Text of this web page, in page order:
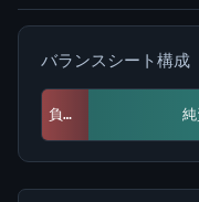
バランスシート構成
負債 4.8億 (11.2%)